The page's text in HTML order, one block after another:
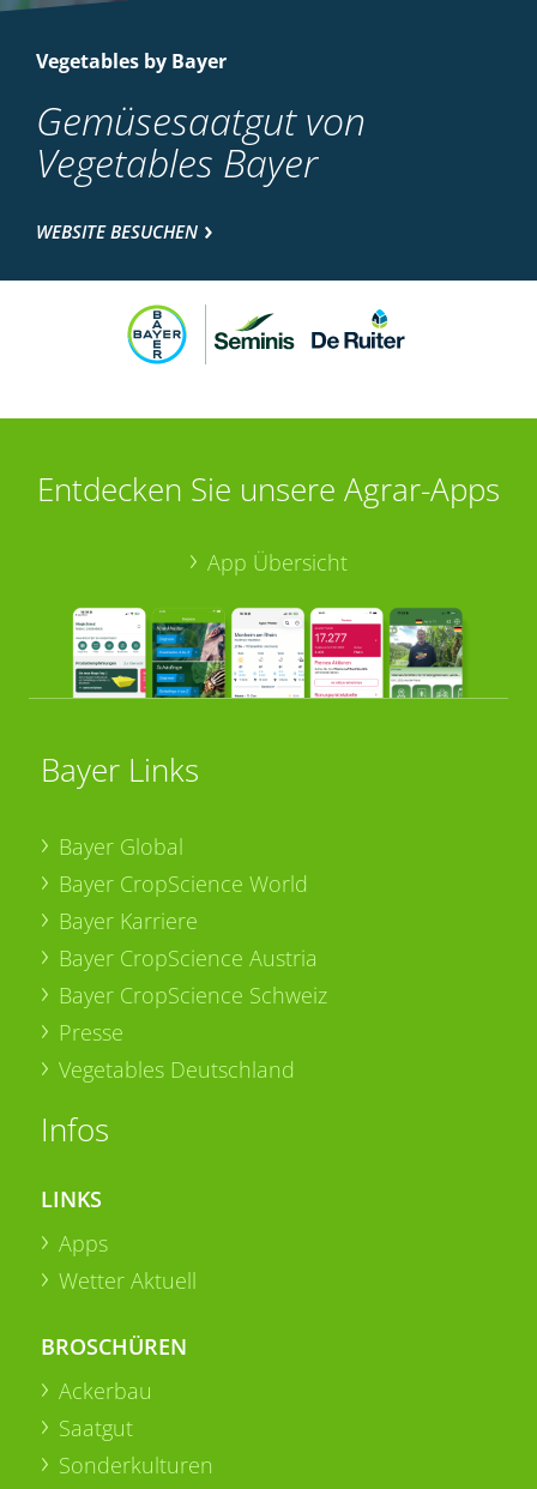
Vegetables by Bayer
Gemüsesaatgut von
Vegetables Bayer
WEBSITE BESUCHEN
Entdecken Sie unsere Agrar-Apps
App Übersicht
Bayer Links
Bayer Global
Bayer CropScience World
Bayer Karriere
Bayer CropScience Austria
Bayer CropScience Schweiz
Presse
Vegetables Deutschland
Infos
LINKS
Apps
Wetter Aktuell
BROSCHÜREN
Ackerbau
Saatgut
Sonderkulturen